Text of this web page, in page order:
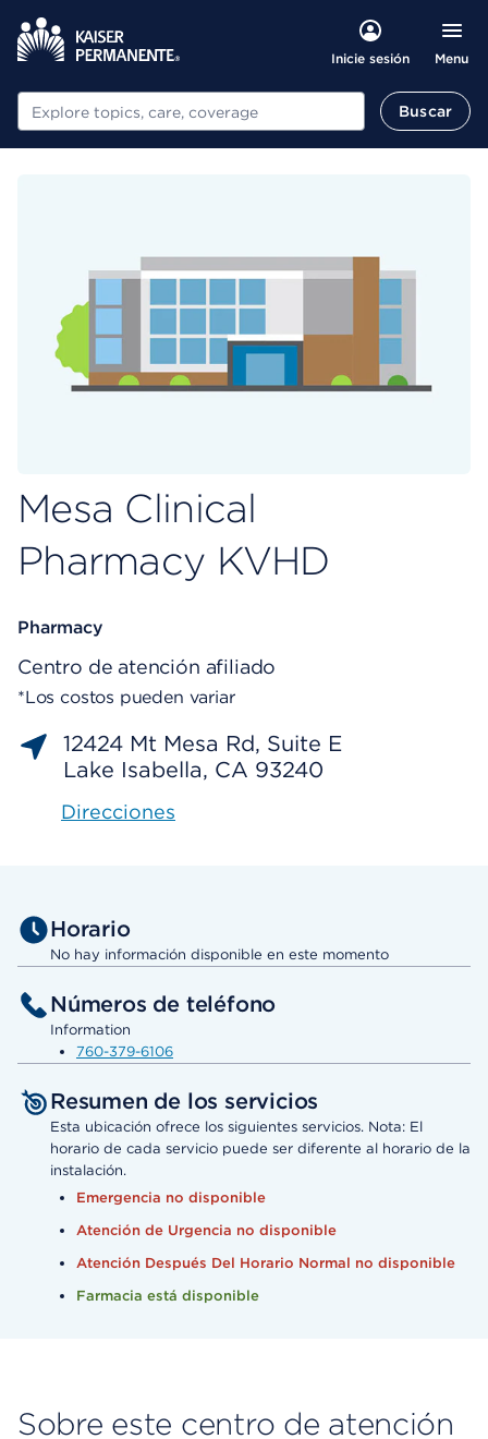
Inicie sesión Menu
Buscar Buscar
Mesa Clinical
Pharmacy KVHD
Pharmacy
Centro de atención afiliado
*Los costos pueden variar
12424 Mt Mesa Rd, Suite E
Lake Isabella, CA 93240
Direcciones
Horario
No hay información disponible en este momento
Números de teléfono
Information
760-379-6106
Resumen de los servicios
Esta ubicación ofrece los siguientes servicios. Nota: El
horario de cada servicio puede ser diferente al horario de la
instalación.
Emergencia no disponible
Atención de Urgencia no disponible
Atención Después Del Horario Normal no disponible
Farmacia está disponible
Sobre este centro de atención